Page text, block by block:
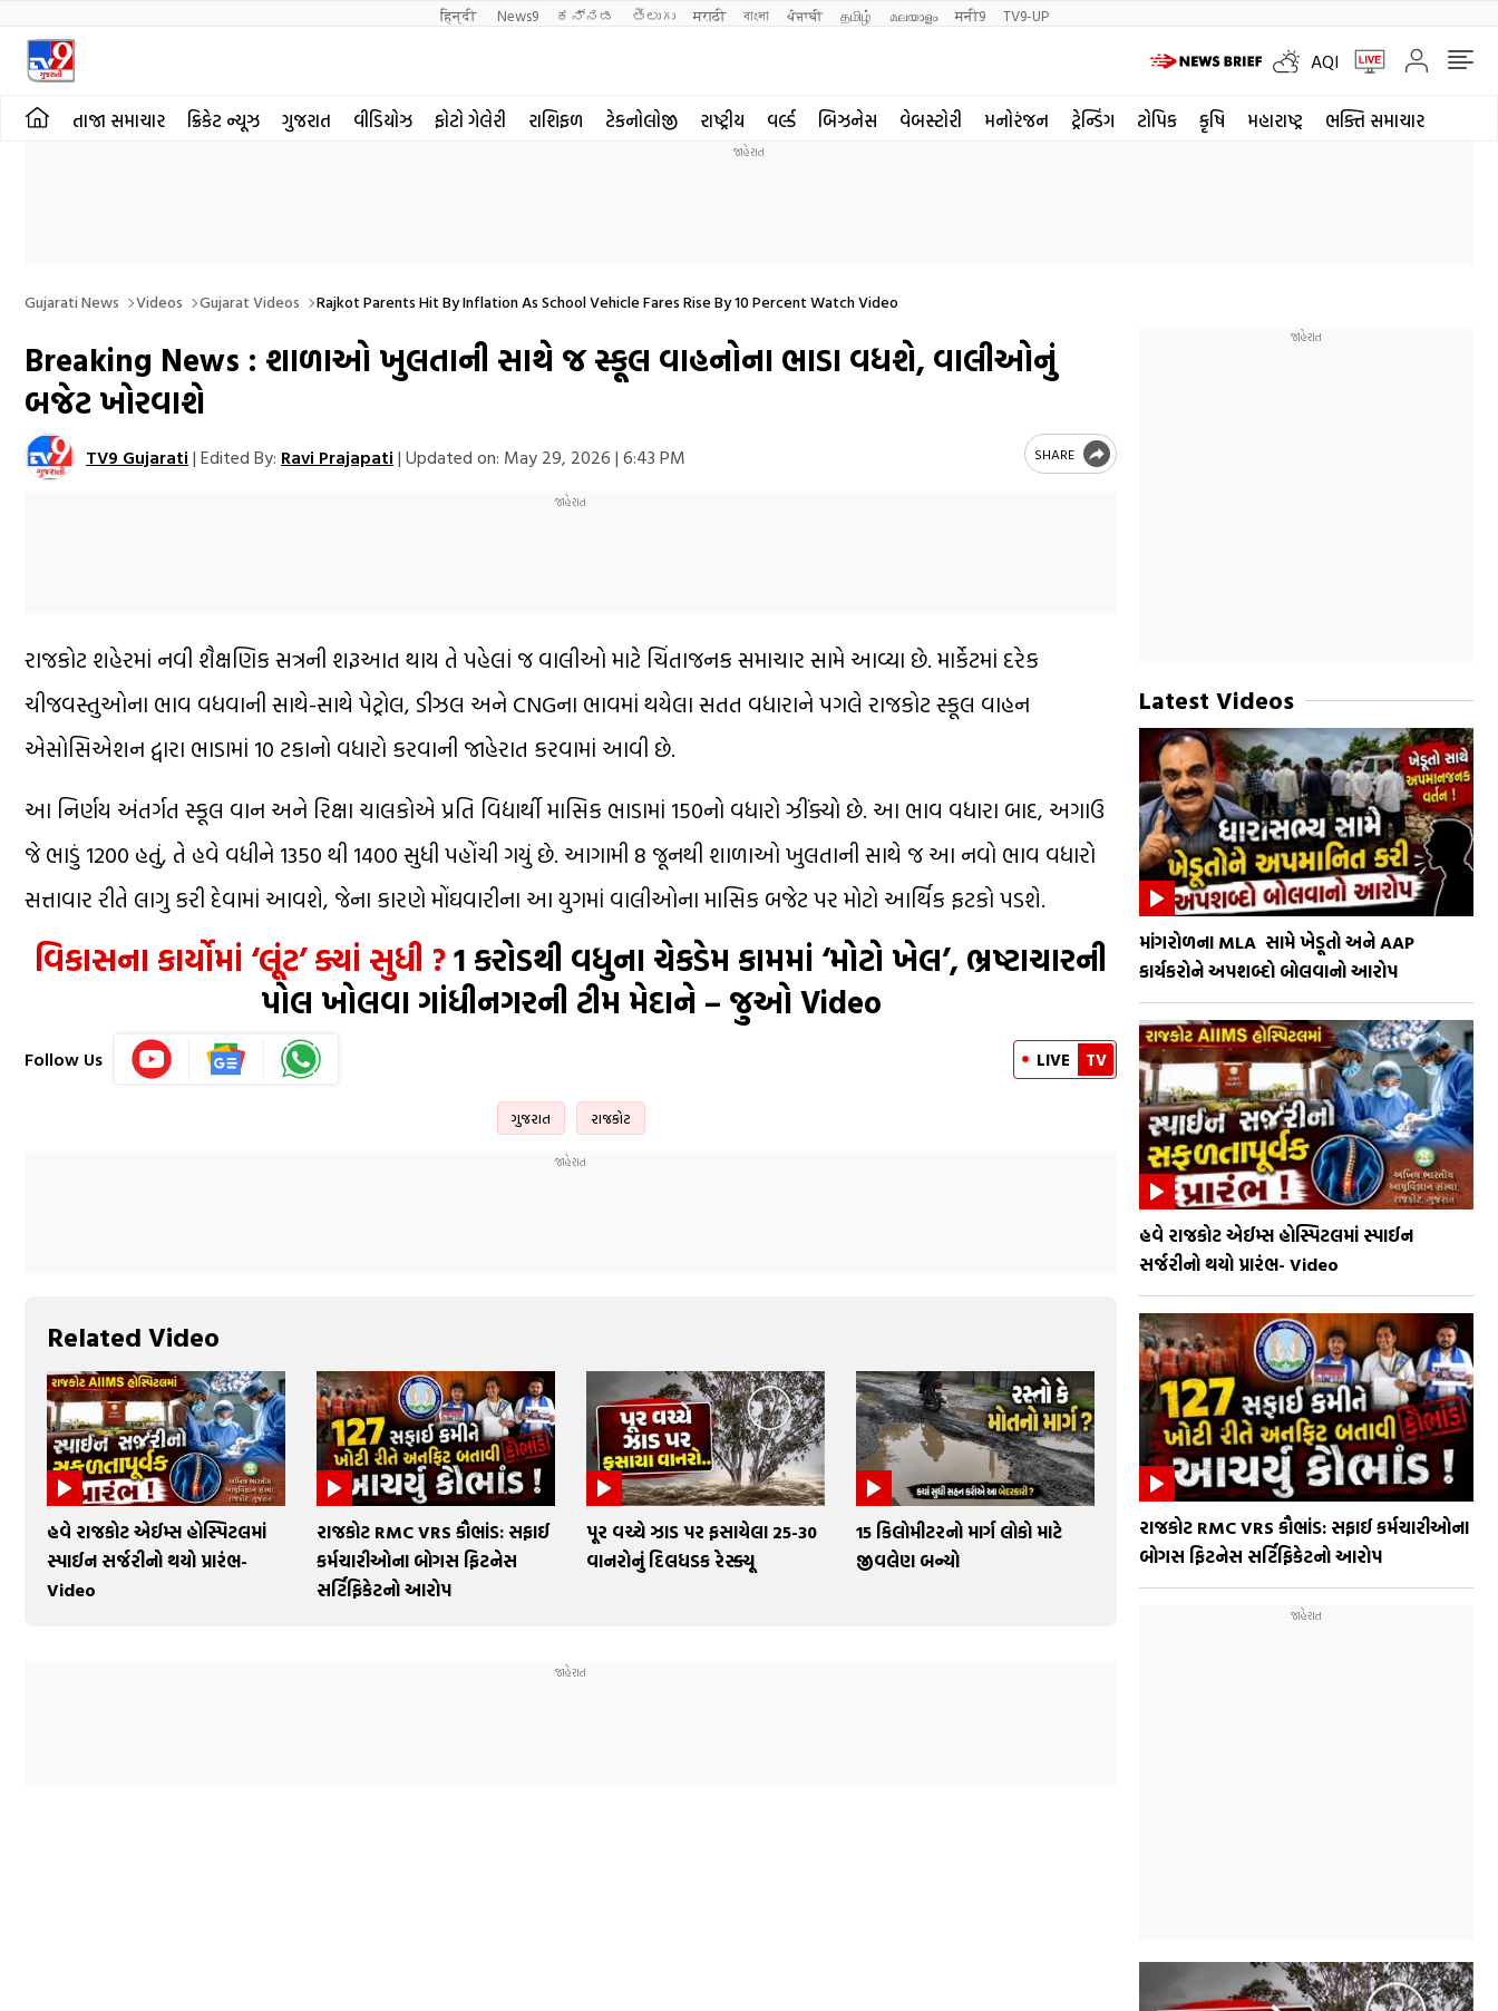
हिन्दी News9 ಕನ್ನಡ తెలుగు मराठी বাংলা ਪੰਜਾਬੀ தமிழ் മലയാളം मनी9 TV9-UP
AQI
તાજા સમાચાર ક્રિકેટ ન્યૂઝ ગુજરાત વીડિયોઝ ફોટો ગેલેરી રાશિફળ ટેકનોલોજી રાષ્ટ્રીય વર્લ્ડ બિઝનેસ વેબસ્ટોરી મનોરંજન ટ્રેન્ડિંગ ટોપિક કૃષિ મહારાષ્ટ્ર ભક્તિ સમાચાર
Gujarati News Videos Gujarat Videos Rajkot Parents Hit By Inflation As School Vehicle Fares Rise By 10 Percent Watch Video
Breaking News : શાળાઓ ખુલતાની સાથે જ સ્કૂલ વાહનોના ભાડા વધશે, વાલીઓનું
બજેટ ખોરવાશે
TV9 Gujarati | Edited By: Ravi Prajapati | Updated on: May 29, 2026 | 6:43 PM SHARE
રાજકોટ શહેરમાં નવી શૈક્ષણિક સત્રની શરૂઆત થાય તે પહેલાં જ વાલીઓ માટે ચિંતાજનક સમાચાર સામે આવ્યા છે. માર્કેટમાં દરેક
ચીજવસ્તુઓના ભાવ વધવાની સાથે-સાથે પેટ્રોલ, ડીઝલ અને CNGના ભાવમાં થયેલા સતત વધારાને પગલે રાજકોટ સ્કૂલ વાહન
એસોસિએશન દ્વારા ભાડામાં 10 ટકાનો વધારો કરવાની જાહેરાત કરવામાં આવી છે.
આ નિર્ણય અંતર્ગત સ્કૂલ વાન અને રિક્ષા ચાલકોએ પ્રતિ વિદ્યાર્થી માસિક ભાડામાં ₹150નો વધારો ઝીંક્યો છે. આ ભાવ વધારા બાદ, અગાઉ
જે ભાડું ₹1200 હતું, તે હવે વધીને ₹1350 થી ₹1400 સુધી પહોંચી ગયું છે. આગામી 8 જૂનથી શાળાઓ ખુલતાની સાથે જ આ નવો ભાવ વધારો
સત્તાવાર રીતે લાગુ કરી દેવામાં આવશે, જેના કારણે મોંઘવારીના આ યુગમાં વાલીઓના માસિક બજેટ પર મોટો આર્થિક ફટકો પડશે.
વિકાસના કાર્યોમાં ‘લૂંટ’ ક્યાં સુધી ?₹1 કરોડથી વધુના ચેકડેમ કામમાં ‘મોટો ખેલ’, ભ્રષ્ટાચારની
પોલ ખોલવા ગાંધીનગરની ટીમ મેદાને – જુઓ Video
Follow Us LIVE TV
ગુજરાત રાજકોટ
Related Video
હવે રાજકોટ એઈમ્સ હોસ્પિટલમાં
સ્પાઈન સર્જરીનો થયો પ્રારંભ-
Video
રાજકોટ RMC VRS કૌભાંડ: સફાઈ
કર્મચારીઓના બોગસ ફિટનેસ
સર્ટિફિકેટનો આરોપ
પૂર વચ્ચે ઝાડ પર ફસાયેલા 25-30
વાનરોનું દિલધડક રેસ્ક્યૂ
15 કિલોમીટરનો માર્ગ લોકો માટે
જીવલેણ બન્યો
Latest Videos
માંગરોળના MLA સામે ખેડૂતો અને AAP
કાર્યકરોને અપશબ્દો બોલવાનો આરોપ
હવે રાજકોટ એઈમ્સ હોસ્પિટલમાં સ્પાઈન
સર્જરીનો થયો પ્રારંભ- Video
રાજકોટ RMC VRS કૌભાંડ: સફાઈ કર્મચારીઓના
બોગસ ફિટનેસ સર્ટિફિકેટનો આરોપ